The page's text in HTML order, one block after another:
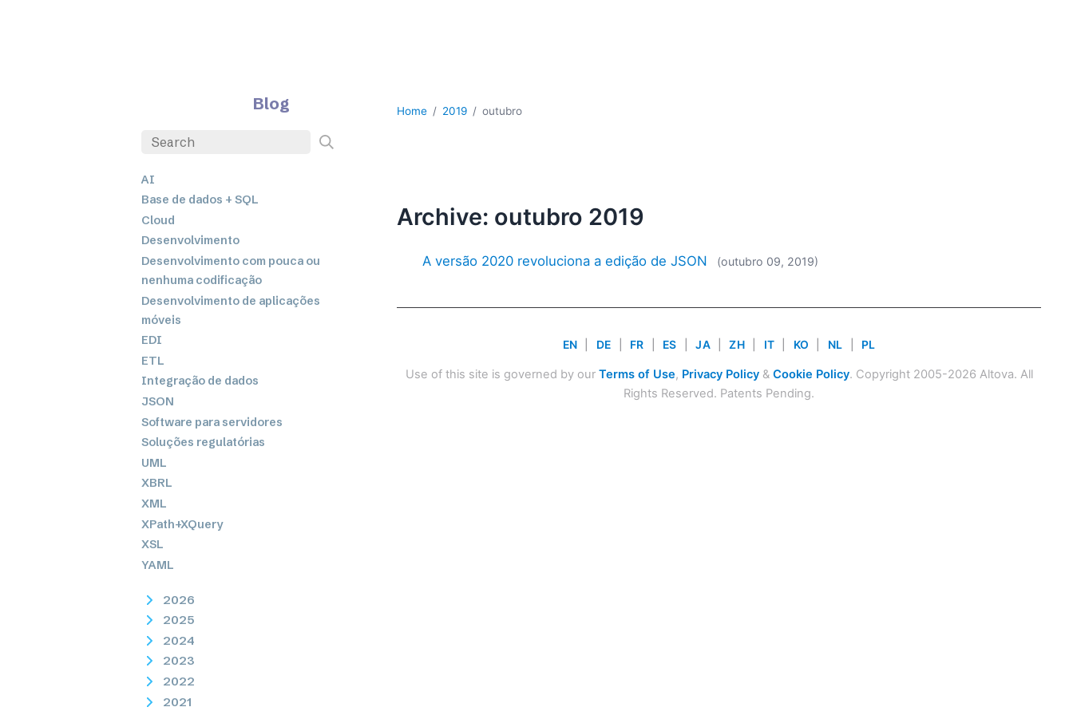
Blog
AI
Base de dados + SQL
Cloud
Desenvolvimento
Desenvolvimento com pouca ou
nenhuma codificação
Desenvolvimento de aplicações
móveis
EDI
ETL
Integração de dados
JSON
Software para servidores
Soluções regulatórias
UML
XBRL
XML
XPath+XQuery
XSL
YAML
2026
2025
2024
2023
2022
2021
Home 2019 outubro
Archive: outubro 2019
A versão 2020 revoluciona a edição de JSON (outubro 09, 2019)
EN DE FR ES JA ZH IT KO NL PL
Use of this site is governed by our Terms of Use, Privacy Policy& Cookie Policy. Copyright 2005-2026 Altova. All
Rights Reserved. Patents Pending.